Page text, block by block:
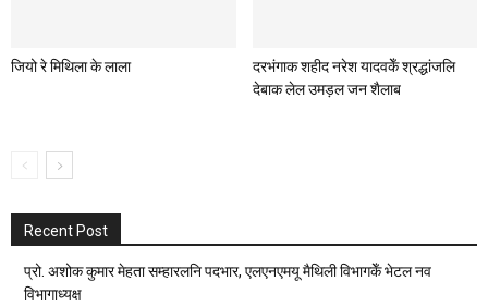
जियो रे मिथिला के लाला
दरभंगाक शहीद नरेश यादवकेँ श्रद्धांजलि
देबाक लेल उमड़ल जन शैलाब
Recent Post
प्रो. अशोक कुमार मेहता सम्हारलनि पदभार, एलएनएमयू मैथिली विभागकेँ भेटल नव
विभागाध्यक्ष